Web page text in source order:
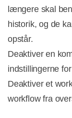
længere skal
historik, og de
opstår.
Deaktiver en
indstillingerne
Deaktiver et
workflow fra